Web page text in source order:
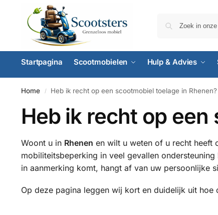
Startpagina Scootmobielen Hulp & Advies
Home / Heb ik recht op een scootmobiel toelage in Rhenen?
Heb ik recht op
Woont u in Rhenen en wilt u weten of u recht heeft
mobiliteitsbeperking in veel gevallen
in aanmerking komt, hangt af van uw persoonlijke
Op deze pagina leggen wij kort en duidelijk uit hoe